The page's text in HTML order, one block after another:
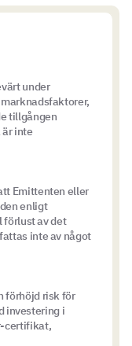
under
tillgången
är inte
Emittenten eller
enligt
förlust av det
inte av något
förhöjd risk för
investering i
certifikat,